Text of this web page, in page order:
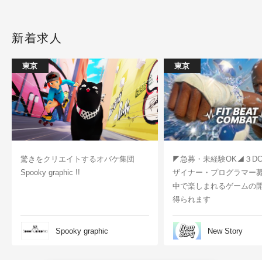
新着求人
東京
驚きをクリエイトするオバケ集団
Spooky graphic !!
Spooky graphic
東京
◤急募・未経験OK◢３
ザイナー・プログラマー
中で楽しまれるゲームの
得られます
New Story